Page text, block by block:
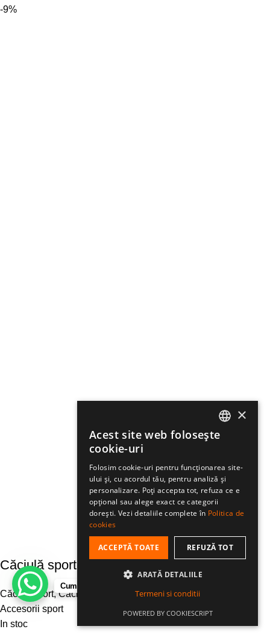
-9%
Căciulă sport Eleven Matty Lett Green
Căciuli sport, Căciuli izolate Căciuli izolate fără ciucure
Accesorii sport
In stoc
Cum te putem ajuta?
ROMANIAN
ENGLISH
×
Acest site web folosește
cookie-uri
Folosim cookie-uri pentru funcționarea site-
ului și, cu acordul tău, pentru analiză și
personalizare. Poți accepta tot, refuza ce e
opțional sau alege exact ce categorii
dorești. Vezi detaliile complete în Politica de
cookies
ACCEPTĂ TOATE REFUZĂ TOT
ARATĂ DETALIILE
Termeni si conditii
POWERED BY COOKIESCRIPT